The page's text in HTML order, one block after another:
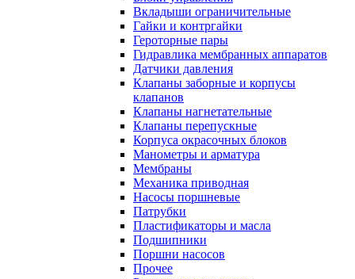
Вкладыши ограничительные
Гайки и контргайки
Героторные пары
Гидравлика мембранных аппаратов
Датчики давления
Клапаны заборные и корпусы
клапанов
Клапаны нагнетательные
Клапаны перепускные
Корпуса окрасочных блоков
Манометры и арматура
Мембраны
Механика приводная
Насосы поршневые
Патрубки
Пластификаторы и масла
Подшипники
Поршни насосов
Прочее